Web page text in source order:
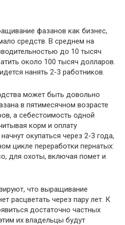
фазанов как бизнес,
средств. В среднем на
до 10 тысяч
около 100 тысяч долларов.
нанять 2-3 работников.
может быть довольно
в пятимесячном возрасте
а себестоимость одной
корм и оплату
окупаться через 2-3 года,
цикле переработки пернатых:
для охоты, включая помет и
что выращивание
расцветать через пару лет. К
достаточно частных
их владельцы будут